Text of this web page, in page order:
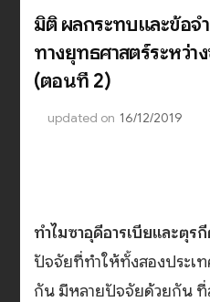
มิติ ผลกระทบและข้อจ
ทางยุทธศาสตร์ระหว่า
(ตอนที่ 2)
updated on 16/12/2019
ทำไมซาอุดีอารเบียเเละตุ
ปัจจัยที่ทำให้ทั้งสองประเ
กัน มีหลายปัจจัยด้วยกัน